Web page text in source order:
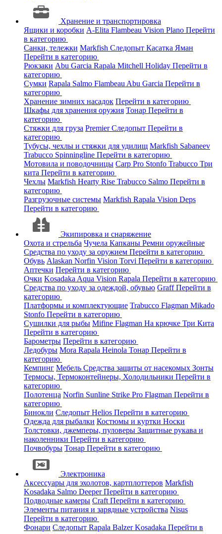
Хранение и транспортировка
Ящики и коробки A-Elita Flambeau Vision Plano Перейти
в категорию
Санки, тележки Markfish Следопыт Касатка Яман
Перейти в категорию
Рюкзаки Abu Garcia Rapala Mitchell Holiday Перейти в
категорию
Сумки Rapala Salmo Flambeau Abu Garcia Перейти в
категорию
Хранение зимних насадок Перейти в категорию
Шкафы для хранения оружия Тонар Перейти в
категорию
Стяжки для груза PremierСледопыт Перейти в
категорию
Тубусы, чехлы и стяжки для удилищ Markfish Sabaneev
Trabucco Spinningline Перейти в категорию
Мотовила и поводочницы Carp Pro Stonfo Trabucco Три
кита Перейти в категорию
Чехлы Markfish Hearty Rise Trabucco Salmo Перейти в
категорию
Разгрузочные системы Markfish Rapala Vision Deps
Перейти в категорию
Экипировка и снаряжение
Охота и стрельба Чучела Капканы Ремни оружейные
Средства по уходу за оружием Перейти в категорию
Обувь Alaskan Norfin Vision Torvi Перейти в категорию
Аптечки Перейти в категорию
Очки Kosadaka Aqua Vision Rapala Перейти в категорию
Средства по уходу за одеждой, обувью GraffПерейти в
категорию
Платформы и комплектующие Trabucco Flagman Mikado
Stonfo Перейти в категорию
Сушилки для рыбы Mifine Flagman На крючке Три Кита
Перейти в категорию
Барометры Перейти в категорию
Ледобуры Mora Rapala Heinola Тонар Перейти в
категорию
Кемпинг Мебель Средства защиты от насекомых Зонты
Термосы, Термоконтейнеры, Холодильники Перейти в
категорию
Полотенца Norfin Sunline Strike Pro Flagman Перейти в
категорию
Бинокли Следопыт Helios Перейти в категорию
Одежда для рыбалки Костюмы и куртки Носки
Толстовки, джемперы, пуловеры Защитные рукава и
наколенники Перейти в категорию
Почвобуры Тонар Перейти в категорию
Электроника
Аксессуары для эхолотов, картплоттеров Markfish
Kosadaka Salmo DeeperПерейти в категорию
Подводные камеры Craft Перейти в категорию
Элементы питания и зарядные устройства Nisus
Перейти в категорию
Фонари Следопыт Rapala BalzerKosadaka Перейти в